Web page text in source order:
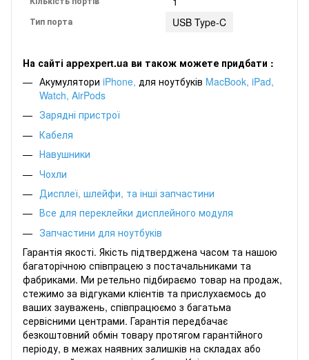
Тип порта USB Type-C
На сайті appexpert.ua ви також можете придбати :
Акумулятори iPhone, для ноутбуків MacBook, iPad,
Watch, AirPods
Зарядні пристрої
Кабеля
Навушники
Чохли
Дисплеї, шлейфи, та інші запчастини
Все для переклейки дисплейного модуля
Запчастини для ноутбуків
Гарантія якості. Якість підтверджена часом та нашою
багаторічною співпрацею з постачальниками та
фабриками. Ми ретельно підбираємо товар на продаж,
стежимо за відгуками клієнтів та прислухаємось до
ваших зауважень, співпрацюємо з багатьма
сервісними центрами. Гарантія передбачає
безкоштовний обмін товару протягом гарантійного
періоду, в межах наявних залишків на складах або